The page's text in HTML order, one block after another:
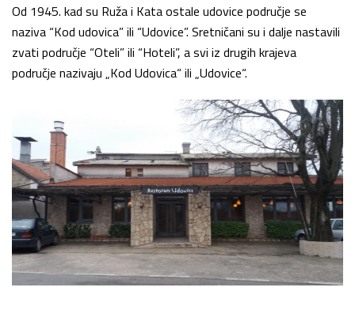
Od 1945. kad su Ruža i Kata ostale udovice područje se
naziva “Kod udovica” ili “Udovice”. Sretničani su i dalje nastavili
zvati područje “Oteli” ili “Hoteli”, a svi iz drugih krajeva
područje nazivaju „Kod Udovica“ ili „Udovice“.